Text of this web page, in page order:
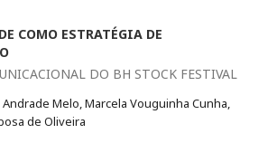
COMO ESTRATÉGIA DE
DO BH STOCK FESTIVAL
Melo, Marcela Vouguinha Cunha,
de Oliveira